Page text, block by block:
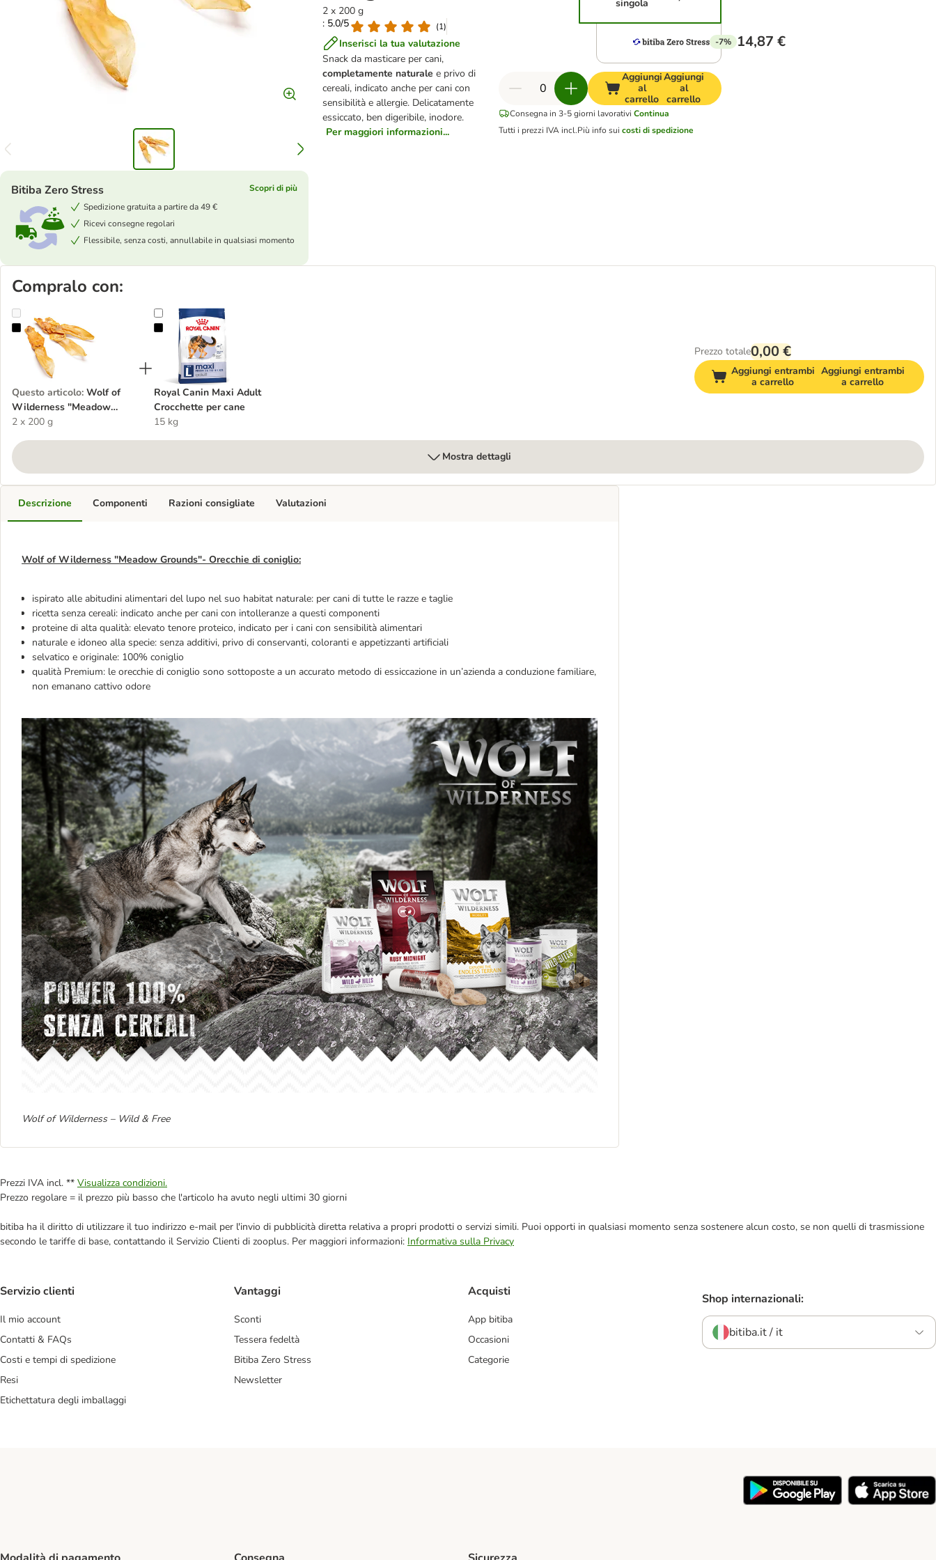
2 x 200 g
: 5.0/5
(1)
Inserisci la tua valutazione
Snack da masticare per cani,
completamente naturale e privo di
cereali, indicato anche per cani con
sensibilità e allergie. Delicatamente
essiccato, ben digeribile, inodore.
Per maggiori informazioni...
Bitiba Zero Stress
Scopri di più
Spedizione gratuita a partire da 49 €
Ricevi consegne regolari
Flessibile, senza costi, annullabile in qualsiasi momento
singola
-7% 14,87 €
Aggiungi
al
carrello
Aggiungi
al
carrello
Consegna in 3-5 giorni lavorativi Continua
Tutti i prezzi IVA incl.Più info sui costi di spedizione
Compralo con:
Wolf of Wilderness "Meadow Grounds" Orecchie di coniglio
Questo articolo: Wolf of
Wilderness "Meadow
Grounds" Orecchie di
2 x 200 g
Royal Canin Maxi Adult Crocchette per cane
Royal Canin Maxi Adult
Crocchette per cane
15 kg
Prezzo totale0,00 €
Aggiungi entrambi
a carrello
Aggiungi entrambi
a carrello
Mostra dettagli
Descrizione
Wolf of Wilderness "Meadow Grounds"- Orecchie di coniglio:
ispirato alle abitudini alimentari del lupo nel suo habitat naturale: per cani di tutte le razze e taglie
ricetta senza cereali: indicato anche per cani con intolleranze a questi componenti
proteine di alta qualità: elevato tenore proteico, indicato per i cani con sensibilità alimentari
naturale e idoneo alla specie: senza additivi, privo di conservanti, coloranti e appetizzanti artificiali
selvatico e originale: 100% coniglio
qualità Premium: le orecchie di coniglio sono sottoposte a un accurato metodo di essiccazione in un’azienda a conduzione familiare,
non emanano cattivo odore
Wolf of Wilderness – Wild & Free
Componenti Razioni consigliate Valutazioni
Prezzi IVA incl. ** Visualizza condizioni.
Prezzo regolare = il prezzo più basso che l'articolo ha avuto negli ultimi 30 giorni
bitiba ha il diritto di utilizzare il tuo indirizzo e-mail per l'invio di pubblicità diretta relativa a propri prodotti o servizi simili. Puoi opporti in qualsiasi momento senza sostenere alcun costo, se non quelli di trasmissione
secondo le tariffe di base, contattando il Servizio Clienti di zooplus. Per maggiori informazioni: Informativa sulla Privacy
Servizio clienti
Il mio account
Contatti & FAQs
Costi e tempi di spedizione
Resi
Etichettatura degli imballaggi
Vantaggi
Sconti
Tessera fedeltà
Bitiba Zero Stress
Newsletter
Acquisti
App bitiba
Occasioni
Categorie
Shop internazionali:
bitiba.it / it